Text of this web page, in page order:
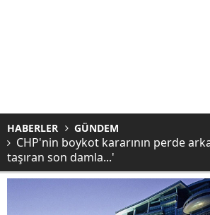
HABERLER GÜNDEM
CHP'nin boykot kararının perde
taşıran son damla...'